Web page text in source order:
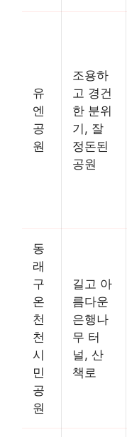
유
엔
공
원
조용하
고 경건
한 분위
기, 잘
정돈된
공원
동
래
구
온
천
천
시
민
공
원
길고 아
름다운
은행나
무 터
널, 산
책로